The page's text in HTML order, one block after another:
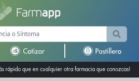
rápido que en cualquier otra farmacia que conozcas!